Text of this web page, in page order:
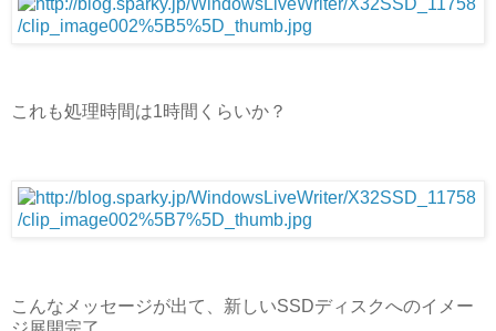
これも処理時間は1時間くらいか？
こんなメッセージが出て、新しいSSDディスクへのイメー